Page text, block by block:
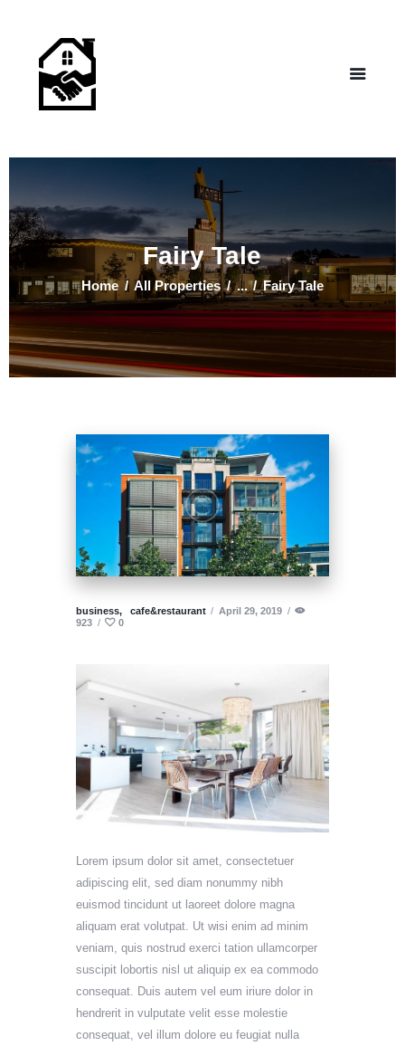
Fairy Tale
Home All Properties ... Fairy Tale
– Helping those in need find affordable housing
Testimonials
About Us
Contact Us
business, cafe&restaurant
April 29, 2019
923
0
Lorem ipsum dolor sit amet, consectetuer
adipiscing elit, sed diam nonummy nibh
euismod tincidunt ut laoreet dolore magna
aliquam erat volutpat. Ut wisi enim ad minim
veniam, quis nostrud exerci tation ullamcorper
suscipit lobortis nisl ut aliquip ex ea commodo
consequat. Duis autem vel eum iriure dolor in
hendrerit in vulputate velit esse molestie
consequat, vel illum dolore eu feugiat nulla